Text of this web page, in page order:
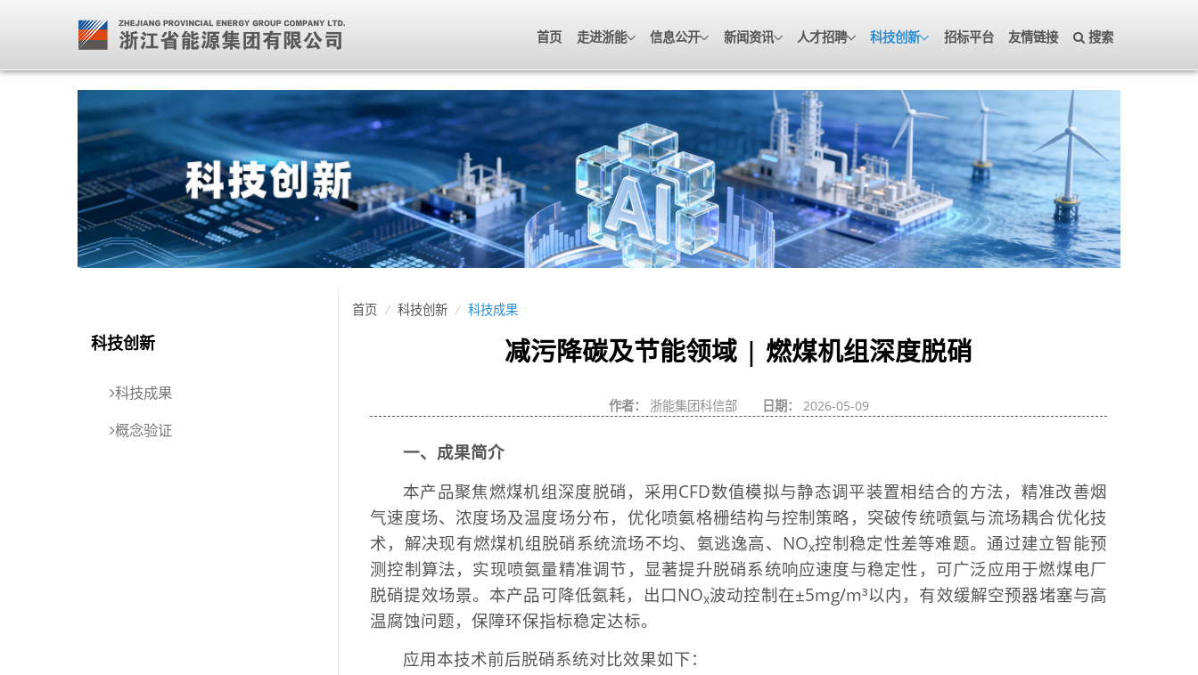
首页 走进浙能 信息公开 新闻资讯 人才招聘 科技创新 招标平台 友情链接 搜索
首页 / 科技创新 / 科技成果
减污降碳及节能领域 | 燃煤机组深度脱硝
作者： 浙能集团科信部 日期： 2026-05-09
一、成果简介
本产品聚焦燃煤机组深度脱硝，采用CFD数值模拟与静态调平装置相结合的方法，精准改善烟
气速度场、浓度场及温度场分布，优化喷氨格栅结构与控制策略，突破传统喷氨与流场耦合优化技
术，解决现有燃煤机组脱硝系统流场不均、氨逃逸高、NOx控制稳定性差等难题。通过建立智能预
测控制算法，实现喷氨量精准调节，显著提升脱硝系统响应速度与稳定性，可广泛应用于燃煤电厂
脱硝提效场景。本产品可降低氨耗，出口NOx波动控制在±5mg/m³以内，有效缓解空预器堵塞与高
温腐蚀问题，保障环保指标稳定达标。
应用本技术前后脱硝系统对比效果如下：
科技创新
科技成果
概念验证